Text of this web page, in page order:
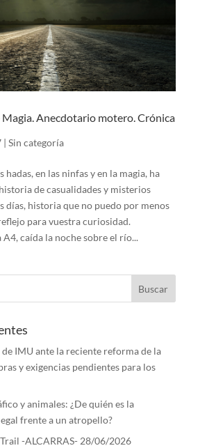
Anecdotario motero. Crónica
| Sin categoría
hadas, en las ninfas y en la magia, ha
de casualidades y misterios
días, historia que no puedo por menos
para vuestra curiosidad.
caída la noche sobre el río...
IMU ante la reciente reforma de la
y exigencias pendientes para los
y animales: ¿De quién es la
frente a un atropello?
-ALCARRAS- 28/06/2026